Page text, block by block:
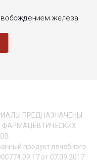
железа
ПРЕДНАЗНАЧЕНЫ
продукт лечебного
от 07.09.2017